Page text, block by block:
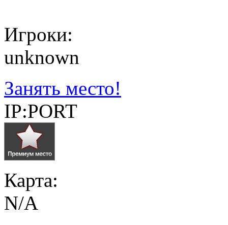
Игроки:
unknown
Занять место!
IP:PORT
Карта:
N/A